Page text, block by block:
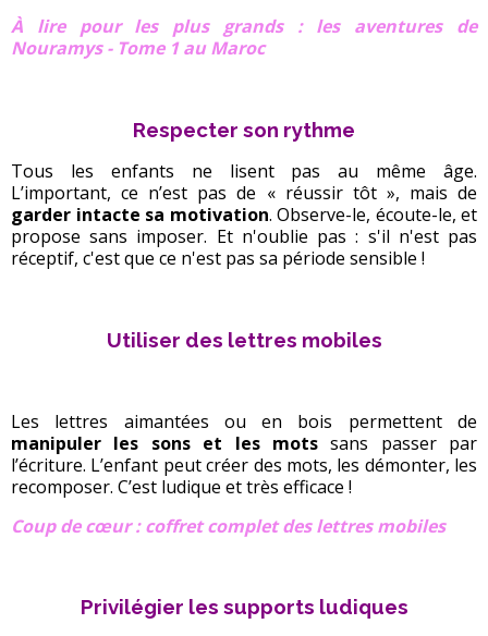
À lire pour les plus grands : les aventures de
Nouramys - Tome 1 au Maroc
Respecter son rythme
Tous les enfants ne lisent pas au même âge.
L’important, ce n’est pas de « réussir tôt », mais de
garder intacte sa motivation. Observe-le, écoute-le, et
propose sans imposer. Et n'oublie pas : s'il n'est pas
réceptif, c'est que ce n'est pas sa période sensible !
Utiliser des lettres mobiles
Les lettres aimantées ou en bois permettent de
manipuler les sons et les motssans passer par
l’écriture. L’enfant peut créer des mots, les démonter, les
recomposer. C’est ludique et très efficace !
Coup de cœur : coffret complet des lettres mobiles
Privilégier les supports ludiques